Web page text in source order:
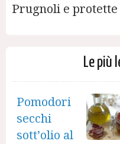
Prugnoli e
Le più
Pomodori
secchi
sott’olio al